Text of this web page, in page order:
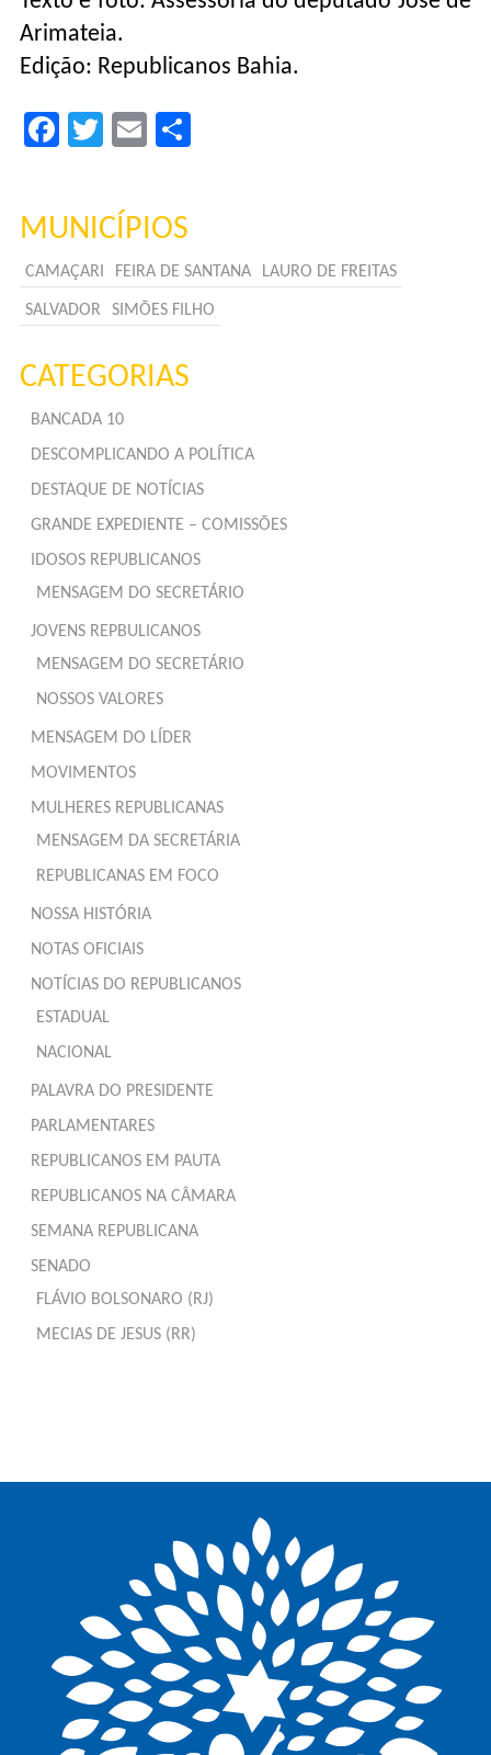
Arimateia.
Edição: Republicanos Bahia.
Facebook
TwitterEmail
MUNICÍPIOS
CAMAÇARI FEIRA DE SANTANA LAURO DE FREITAS
SALVADOR SIMÕES FILHO
CATEGORIAS
BANCADA 10
DESCOMPLICANDO A POLÍTICA
DESTAQUE DE NOTÍCIAS
GRANDE EXPEDIENTE – COMISSÕES
IDOSOS REPUBLICANOS
MENSAGEM DO SECRETÁRIO
JOVENS REPBULICANOS
MENSAGEM DO SECRETÁRIO
NOSSOS VALORES
MENSAGEM DO LÍDER
MOVIMENTOS
MULHERES REPUBLICANAS
MENSAGEM DA SECRETÁRIA
REPUBLICANAS EM FOCO
NOSSA HISTÓRIA
NOTAS OFICIAIS
NOTÍCIAS DO REPUBLICANOS
ESTADUAL
NACIONAL
PALAVRA DO PRESIDENTE
PARLAMENTARES
REPUBLICANOS EM PAUTA
REPUBLICANOS NA CÂMARA
SEMANA REPUBLICANA
SENADO
FLÁVIO BOLSONARO (RJ)
MECIAS DE JESUS (RR)